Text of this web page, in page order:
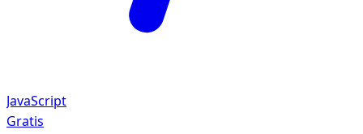
JavaScript
Gratis